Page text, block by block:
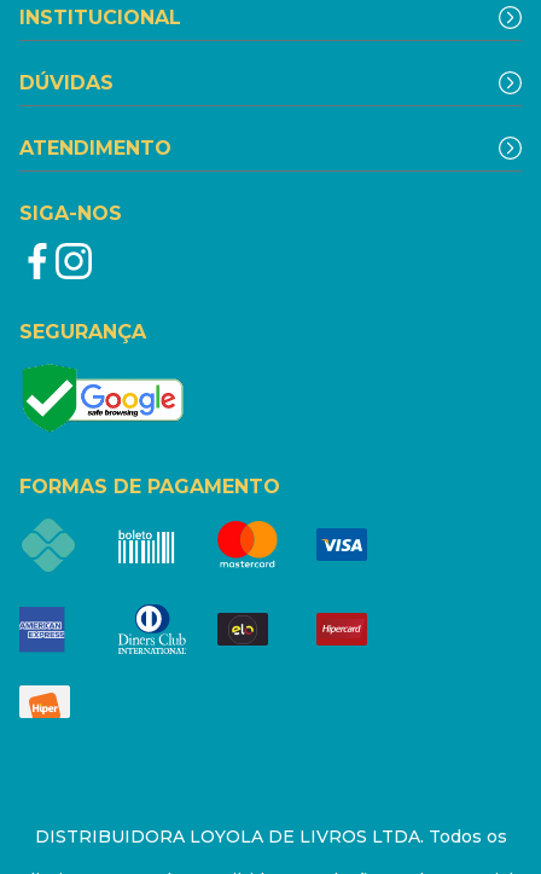
INSTITUCIONAL
DÚVIDAS
ATENDIMENTO
SIGA-NOS
SEGURANÇA
FORMAS DE PAGAMENTO
DISTRIBUIDORA LOYOLA DE LIVROS LTDA. Todos os